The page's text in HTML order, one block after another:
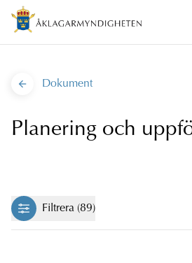
Dokument
Planering och
Filtrera (89)